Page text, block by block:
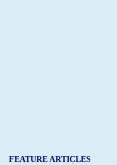
FEATURE ARTICLES